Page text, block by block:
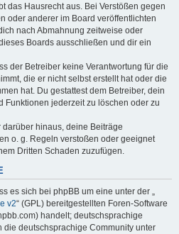
das Hausrecht aus. Bei Verstößen gegen
oder anderer im Board veröffentlichten
nach Abmahnung zeitweise oder
Boards ausschließen und dir ein
der Betreiber keine Verantwortung für die
die er nicht selbst erstellt hat oder die
hat. Du gestattest dem Betreiber, dein
Funktionen jederzeit zu löschen oder zu
darüber hinaus, deine Beiträge
o. g. Regeln verstoßen oder geeignet
Dritten Schaden zuzufügen.
es sich bei phpBB um eine unter der „
v2“ (GPL) bereitgestellten Foren-Software
handelt; deutschsprachige
die deutschsprachige Community unter